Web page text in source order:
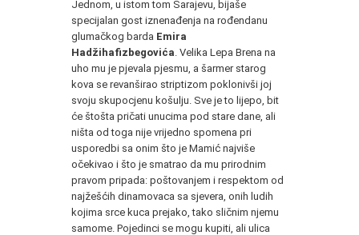
Jednom, u istom tom Sarajevu, bijaše
specijalan gost iznenađenja na rođendanu
glumačkog barda Emira
Hadžihafizbegovića . Velika Lepa Brena na
uho mu je pjevala pjesmu, a šarmer starog
kova se revanširao striptizom poklonivši joj
svoju skupocjenu košulju. Sve je to lijepo, bit
će štošta pričati unucima pod stare dane, ali
ništa od toga nije vrijedno spomena pri
usporedbi sa onim što je Mamić najviše
očekivao i što je smatrao da mu prirodnim
pravom pripada: poštovanjem i respektom od
najžešćih dinamovaca sa sjevera, onih ludih
kojima srce kuca prejako, tako sličnim njemu
samome. Pojedinci se mogu kupiti, ali ulica